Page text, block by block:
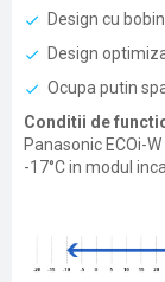
Design cu
Design
Ocupa putin
Conditii de
Panasonic ECOi-
-17°C in modul